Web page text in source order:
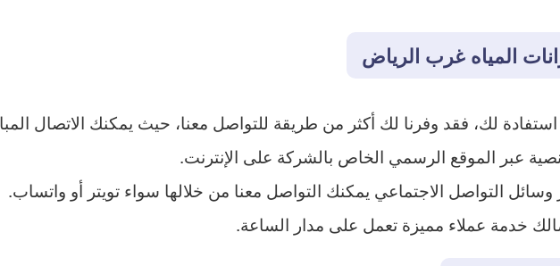
المياه غرب الرياض
لك، فقد وفرنا لك أكثر من طريقة للتواصل معنا، حيث يمكنك الاتصال المباشر على
عبر الموقع الرسمي الخاص بالشركة على الإنترنت.
التواصل الاجتماعي يمكنك التواصل معنا من خلالها سواء تويتر أو واتساب.
خدمة عملاء مميزة تعمل على مدار الساعة.